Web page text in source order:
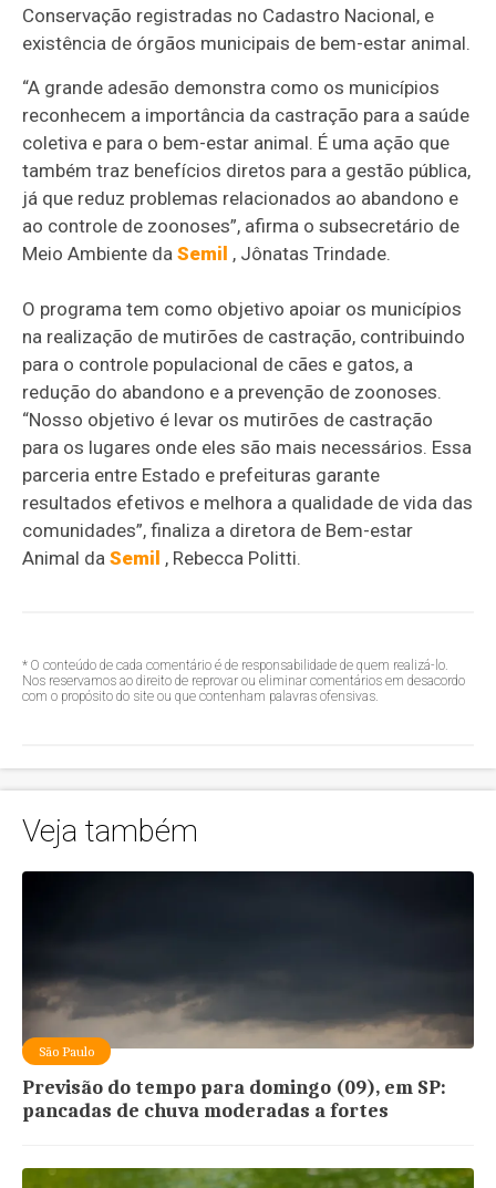
Conservação registradas no Cadastro Nacional, e
existência de órgãos municipais de bem-estar animal.
“A grande adesão demonstra como os municípios
reconhecem a importância da castração para a saúde
coletiva e para o bem-estar animal. É uma ação que
também traz benefícios diretos para a gestão pública,
já que reduz problemas relacionados ao abandono e
ao controle de zoonoses”, afirma o subsecretário de
Meio Ambiente daSemil , Jônatas Trindade.
O programa tem como objetivo apoiar os municípios
na realização de mutirões de castração, contribuindo
para o controle populacional de cães e gatos, a
redução do abandono e a prevenção de zoonoses.
“Nosso objetivo é levar os mutirões de castração
para os lugares onde eles são mais necessários. Essa
parceria entre Estado e prefeituras garante
resultados efetivos e melhora a qualidade de vida das
comunidades”, finaliza a diretora de Bem-estar
Animal daSemil , Rebecca Politti.
* O conteúdo de cada comentário é de responsabilidade de quem realizá-lo.
Nos reservamos ao direito de reprovar ou eliminar comentários em desacordo
com o propósito do site ou que contenham palavras ofensivas.
Veja também
São Paulo
Previsão do tempo para domingo (09), em SP:
pancadas de chuva moderadas a fortes